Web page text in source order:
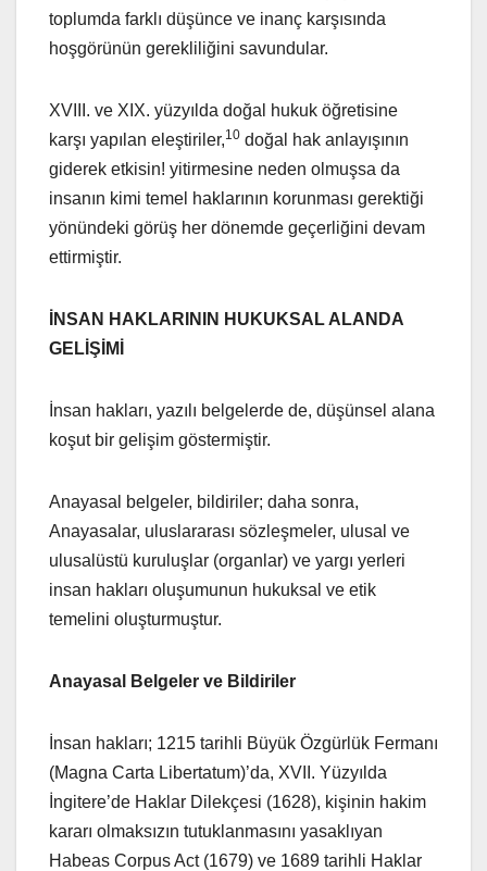
toplumda farklı düşünce ve inanç karşısında
hoşgörünün gerekliliğini savundular.
XVIII. ve XIX. yüzyılda doğal hukuk öğretisine
karşı yapılan eleştiriler,10 doğal hak anlayışının
giderek etkisin! yitirmesine neden olmuşsa da
insanın kimi temel haklarının korunması gerektiği
yönündeki görüş her dönemde geçerliğini devam
ettirmiştir.
İNSAN HAKLARININ HUKUKSAL ALANDA
GELİŞİMİ
İnsan hakları, yazılı belgelerde de, düşünsel alana
koşut bir gelişim göstermiştir.
Anayasal belgeler, bildiriler; daha sonra,
Anayasalar, uluslararası sözleşmeler, ulusal ve
ulusalüstü kuruluşlar (organlar) ve yargı yerleri
insan hakları oluşumunun hukuksal ve etik
temelini oluşturmuştur.
Anayasal Belgeler ve Bildiriler
İnsan hakları; 1215 tarihli Büyük Özgürlük Fermanı
(Magna Carta Libertatum)’da, XVII. Yüzyılda
İngitere’de Haklar Dilekçesi (1628), kişinin hakim
kararı olmaksızın tutuklanmasını yasaklıyan
Habeas Corpus Act (1679) ve 1689 tarihli Haklar